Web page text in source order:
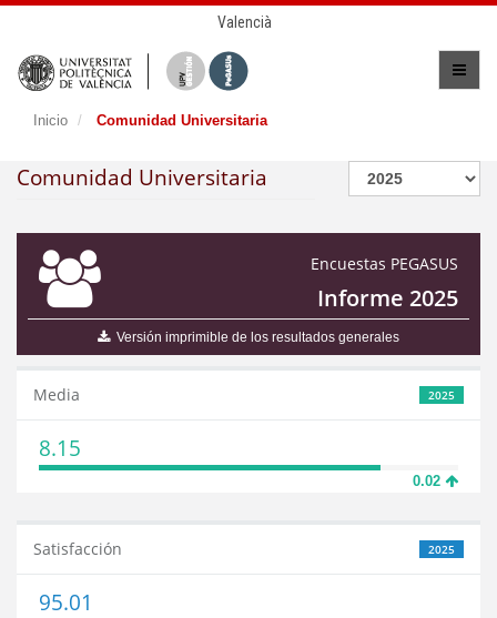
Valencià
Inicio Comunidad Universitaria
Comunidad Universitaria
Encuestas PEGASUS
Informe 2025
Versión imprimible de los resultados generales
2025
Media
8.15
0.02
2025
Satisfacción
95.01